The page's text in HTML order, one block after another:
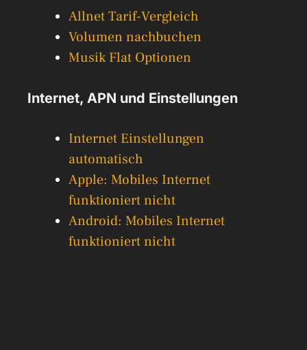
Allnet Tarif-Vergleich
Volumen nachbuchen
Musik Flat Optionen
Internet, APN und Einstellungen
Internet Einstellungen
automatisch
Apple: Mobiles Internet
funktioniert nicht
Android: Mobiles Internet
funktioniert nicht